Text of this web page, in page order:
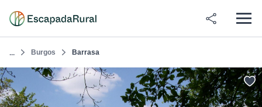
... Burgos Barrasa